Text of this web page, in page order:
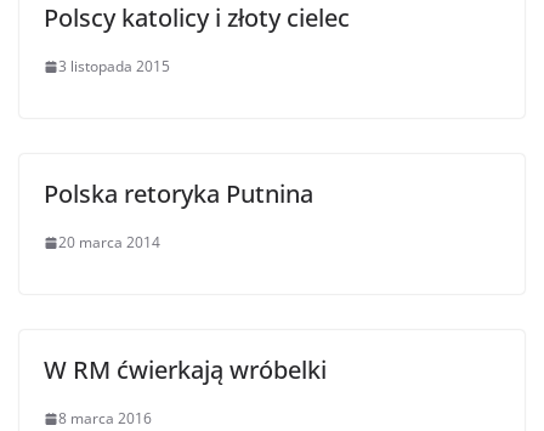
Polscy katolicy i złoty cielec
3 listopada 2015
Polska retoryka Putnina
20 marca 2014
W RM ćwierkają wróbelki
8 marca 2016